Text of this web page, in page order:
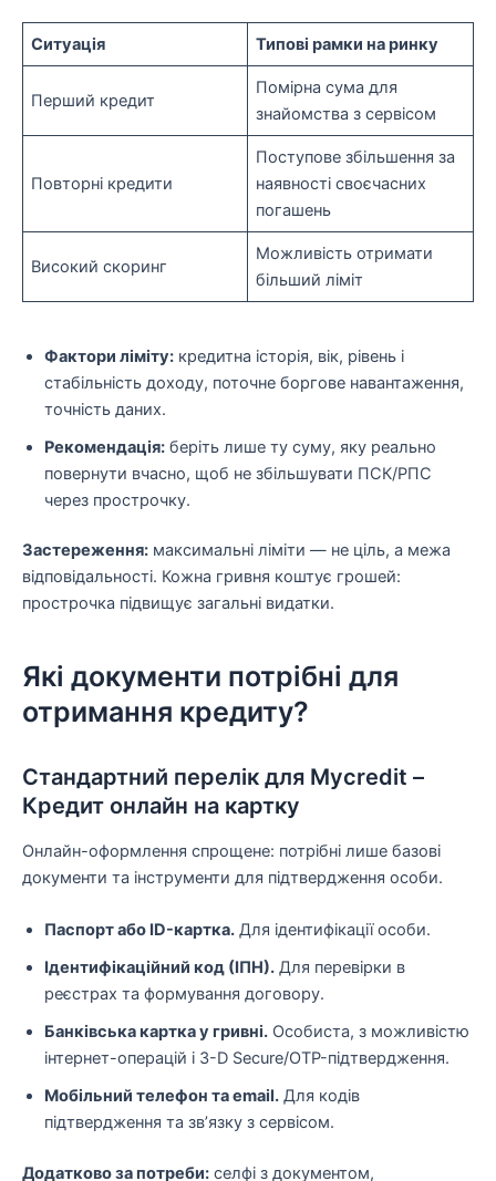
Ситуація Типові рамки на ринку
Перший кредит
Помірна сума для
знайомства з сервісом
Повторні кредити
Поступове збільшення за
наявності своєчасних
погашень
Високий скоринг
Можливість отримати
більший ліміт
Фактори ліміту: кредитна історія, вік, рівень і
стабільність доходу, поточне боргове навантаження,
точність даних.
Рекомендація: беріть лише ту суму, яку реально
повернути вчасно, щоб не збільшувати ПСК/РПС
через прострочку.
Застереження: максимальні ліміти — не ціль, а межа
відповідальності. Кожна гривня коштує грошей:
прострочка підвищує загальні видатки.
Які документи потрібні для
отримання кредиту?
Стандартний перелік для Mycredit –
Кредит онлайн на картку
Онлайн-оформлення спрощене: потрібні лише базові
документи та інструменти для підтвердження особи.
Паспорт або ID-картка. Для ідентифікації особи.
Ідентифікаційний код (ІПН). Для перевірки в
реєстрах та формування договору.
Банківська картка у гривні. Особиста, з можливістю
інтернет-операцій і 3-D Secure/OTP-підтвердження.
Мобільний телефон та email. Для кодів
підтвердження та зв’язку з сервісом.
Додатково за потреби: селфі з документом,